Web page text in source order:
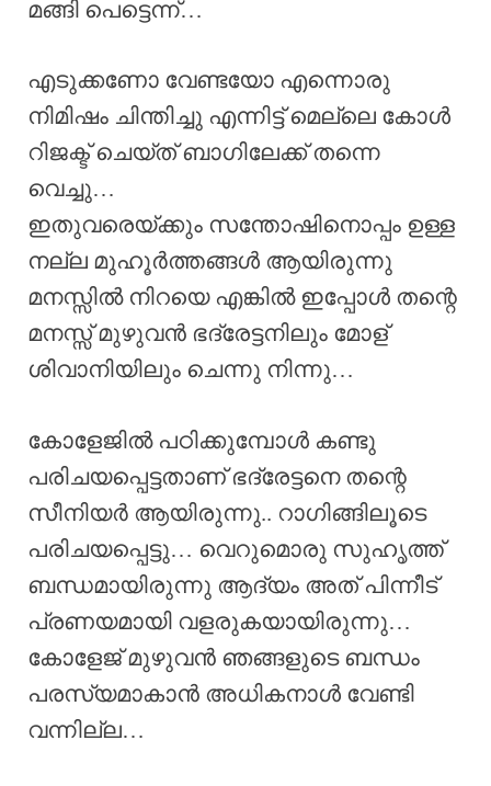
മങ്ങി പെട്ടെന്ന്…
എടുക്കണോ വേണ്ടയോ എന്നൊരു
നിമിഷം ചിന്തിച്ചു എന്നിട്ട് മെല്ലെ കോൾ
റിജക്ട് ചെയ്ത് ബാഗിലേക്ക് തന്നെ
വെച്ചു…
ഇതുവരെയ്ക്കും സന്തോഷിനൊപ്പം ഉള്ള
നല്ല മുഹൂർത്തങ്ങൾ ആയിരുന്നു
മനസ്സിൽ നിറയെ എങ്കിൽ ഇപ്പോൾ തന്റെ
മനസ്സ് മുഴുവൻ ഭദ്രേട്ടനിലും മോള്
ശിവാനിയിലും ചെന്നു നിന്നു…
കോളേജിൽ പഠിക്കുമ്പോൾ കണ്ടു
പരിചയപ്പെട്ടതാണ് ഭദ്രേട്ടനെ തന്റെ
സീനിയർ ആയിരുന്നു.. റാഗിങ്ങിലൂടെ
പരിചയപ്പെട്ടു… വെറുമൊരു സുഹൃത്ത്
ബന്ധമായിരുന്നു ആദ്യം അത് പിന്നീട്
പ്രണയമായി വളരുകയായിരുന്നു…
കോളേജ് മുഴുവൻ ഞങ്ങളുടെ ബന്ധം
പരസ്യമാകാൻ അധികനാൾ വേണ്ടി
വന്നില്ല…